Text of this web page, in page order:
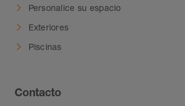
Personalice su espacio
Exteriores
Piscinas
Contacto